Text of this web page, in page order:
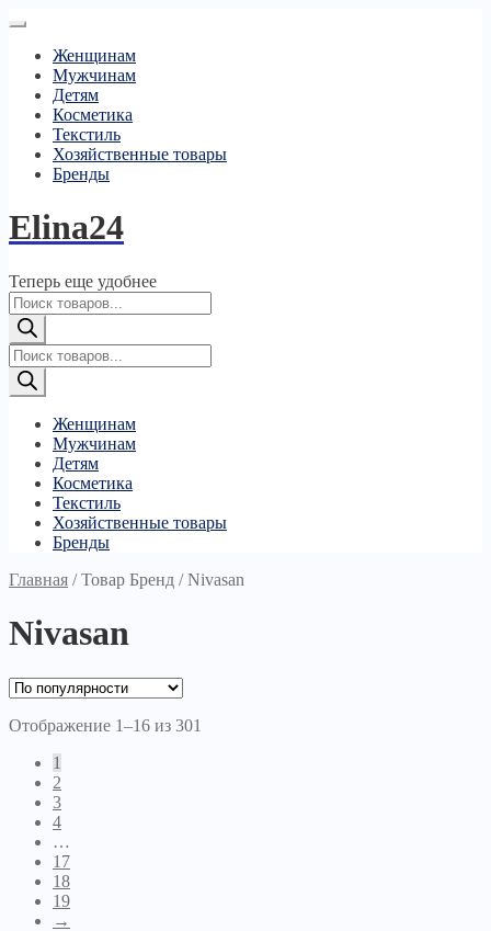
Женщинам
Мужчинам
Детям
Косметика
Текстиль
Хозяйственные товары
Бренды
Elina24
Теперь еще удобнее
Поиск
товаров
Поиск
товаров
Женщинам
Мужчинам
Детям
Косметика
Текстиль
Хозяйственные товары
Бренды
Главная /Товар Бренд /Nivasan
Nivasan
Отображение 1–16 из 301
1
2
3
4
…
17
18
19
→